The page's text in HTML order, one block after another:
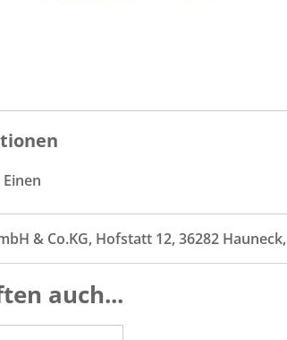
& Co.KG, Hofstatt 12, 36282 Hauneck,
auch...